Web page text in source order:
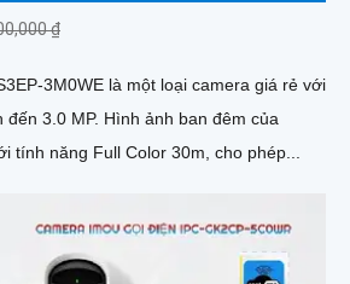
₫
3M0WE là một loại camera giá rẻ với
ảnh ban đêm của
tính năng Full Color 30m, cho phép...